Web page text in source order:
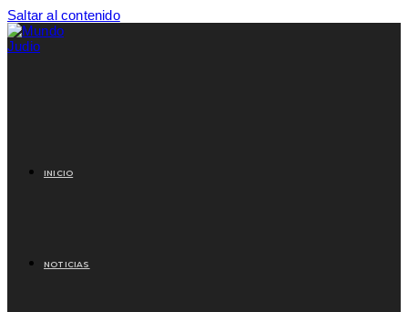
Saltar al contenido
INICIO
NOTICIAS